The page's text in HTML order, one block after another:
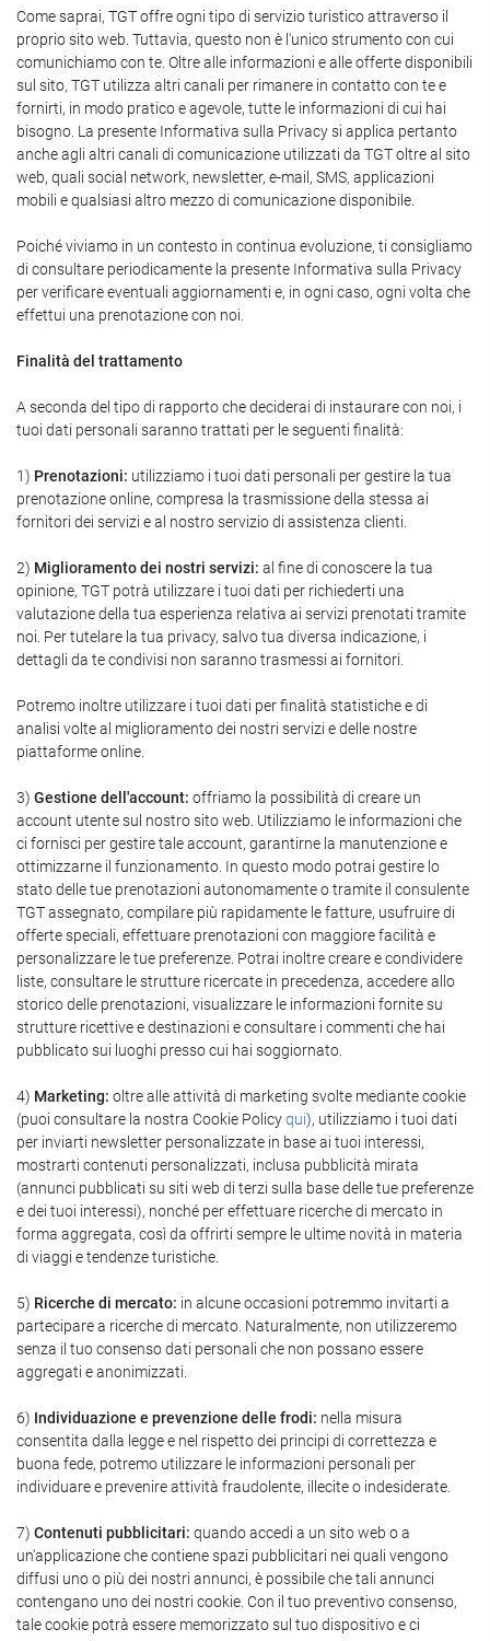
Come saprai, TGT offre ogni tipo di servizio turistico attraverso il
proprio sito web. Tuttavia, questo non è l'unico strumento con cui
comunichiamo con te. Oltre alle informazioni e alle offerte disponibili
sul sito, TGT utilizza altri canali per rimanere in contatto con te e
fornirti, in modo pratico e agevole, tutte le informazioni di cui hai
bisogno. La presente Informativa sulla Privacy si applica pertanto
anche agli altri canali di comunicazione utilizzati da TGT oltre al sito
web, quali social network, newsletter, e-mail, SMS, applicazioni
mobili e qualsiasi altro mezzo di comunicazione disponibile.
Poiché viviamo in un contesto in continua evoluzione, ti consigliamo
di consultare periodicamente la presente Informativa sulla Privacy
per verificare eventuali aggiornamenti e, in ogni caso, ogni volta che
effettui una prenotazione con noi.
Finalità del trattamento
A seconda del tipo di rapporto che deciderai di instaurare con noi, i
tuoi dati personali saranno trattati per le seguenti finalità:
1) Prenotazioni: utilizziamo i tuoi dati personali per gestire la tua
prenotazione online, compresa la trasmissione della stessa ai
fornitori dei servizi e al nostro servizio di assistenza clienti.
2) Miglioramento dei nostri servizi: al fine di conoscere la tua
opinione, TGT potrà utilizzare i tuoi dati per richiederti una
valutazione della tua esperienza relativa ai servizi prenotati tramite
noi. Per tutelare la tua privacy, salvo tua diversa indicazione, i
dettagli da te condivisi non saranno trasmessi ai fornitori.
Potremo inoltre utilizzare i tuoi dati per finalità statistiche e di
analisi volte al miglioramento dei nostri servizi e delle nostre
piattaforme online.
3) Gestione dell'account: offriamo la possibilità di creare un
account utente sul nostro sito web. Utilizziamo le informazioni che
ci fornisci per gestire tale account, garantirne la manutenzione e
ottimizzarne il funzionamento. In questo modo potrai gestire lo
stato delle tue prenotazioni autonomamente o tramite il consulente
TGT assegnato, compilare più rapidamente le fatture, usufruire di
offerte speciali, effettuare prenotazioni con maggiore facilità e
personalizzare le tue preferenze. Potrai inoltre creare e condividere
liste, consultare le strutture ricercate in precedenza, accedere allo
storico delle prenotazioni, visualizzare le informazioni fornite su
strutture ricettive e destinazioni e consultare i commenti che hai
pubblicato sui luoghi presso cui hai soggiornato.
4) Marketing: oltre alle attività di marketing svolte mediante cookie
(puoi consultare la nostra Cookie Policyqui), utilizziamo i tuoi dati
per inviarti newsletter personalizzate in base ai tuoi interessi,
mostrarti contenuti personalizzati, inclusa pubblicità mirata
(annunci pubblicati su siti web di terzi sulla base delle tue preferenze
e dei tuoi interessi), nonché per effettuare ricerche di mercato in
forma aggregata, così da offrirti sempre le ultime novità in materia
di viaggi e tendenze turistiche.
5) Ricerche di mercato: in alcune occasioni potremmo invitarti a
partecipare a ricerche di mercato. Naturalmente, non utilizzeremo
senza il tuo consenso dati personali che non possano essere
aggregati e anonimizzati.
6) Individuazione e prevenzione delle frodi: nella misura
consentita dalla legge e nel rispetto dei principi di correttezza e
buona fede, potremo utilizzare le informazioni personali per
individuare e prevenire attività fraudolente, illecite o indesiderate.
7) Contenuti pubblicitari: quando accedi a un sito web o a
un'applicazione che contiene spazi pubblicitari nei quali vengono
diffusi uno o più dei nostri annunci, è possibile che tali annunci
contengano uno dei nostri cookie. Con il tuo preventivo consenso,
tale cookie potrà essere memorizzato sul tuo dispositivo e ci